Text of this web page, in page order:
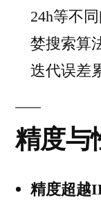
24h等不
婪搜索算
迭代误差
精度与
精度超越